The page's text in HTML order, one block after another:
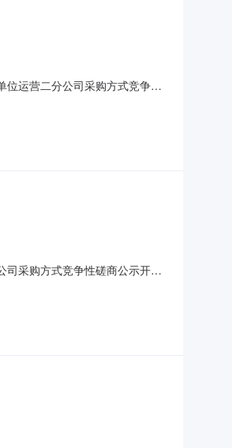
运营二分公司采购方式竞争性
采购方式竞争性磋商公示开始